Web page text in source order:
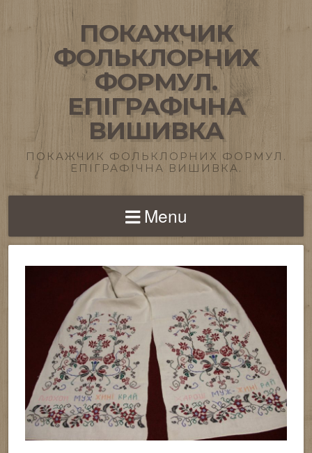
ПОКАЖЧИК
ФОЛЬКЛОРНИХ
ФОРМУЛ.
ЕПІГРАФІЧНА
ВИШИВКА
ПОКАЖЧИК ФОЛЬКЛОРНИХ ФОРМУЛ.
ЕПІГРАФІЧНА ВИШИВКА.
Menu